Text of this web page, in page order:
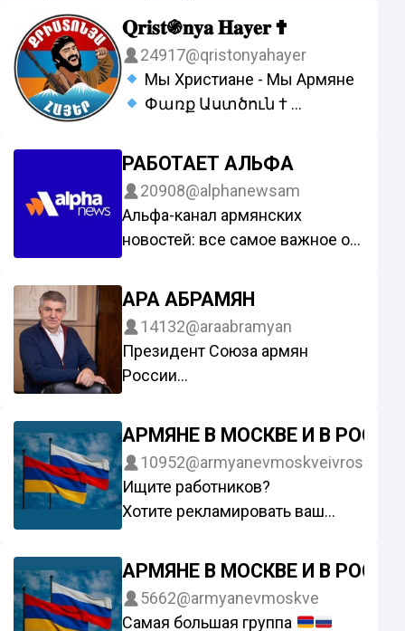
𝐐𝐫𝐢𝐬𝐭֍𝐧𝐲𝐚 𝐇𝐚𝐲𝐞𝐫 ✟
24917@qristonyahayer
Мы Христиане - Мы Армяне
Փառք Աստծուն †
Связь с нами @qristonya_bot
միասնությունը
РАБОТАЕТ АЛЬФА
20908@alphanewsam
Альфа-канал армянских
новостей: все самое важное об
интересное об армянах в
АРА АБРАМЯН
14132@araabramyan
Президент Союза армян
России
армянского конгресса
АРМЯНЕ В МОСКВЕ И В
10952@armyanevmoskveivrosii
Ищите работников?
Хотите рекламировать ваш
Мы вам поможем
Telegram 15.000
АРМЯНЕ В МОСКВЕ И В
5662@armyanevmoskve
Самая большая группа